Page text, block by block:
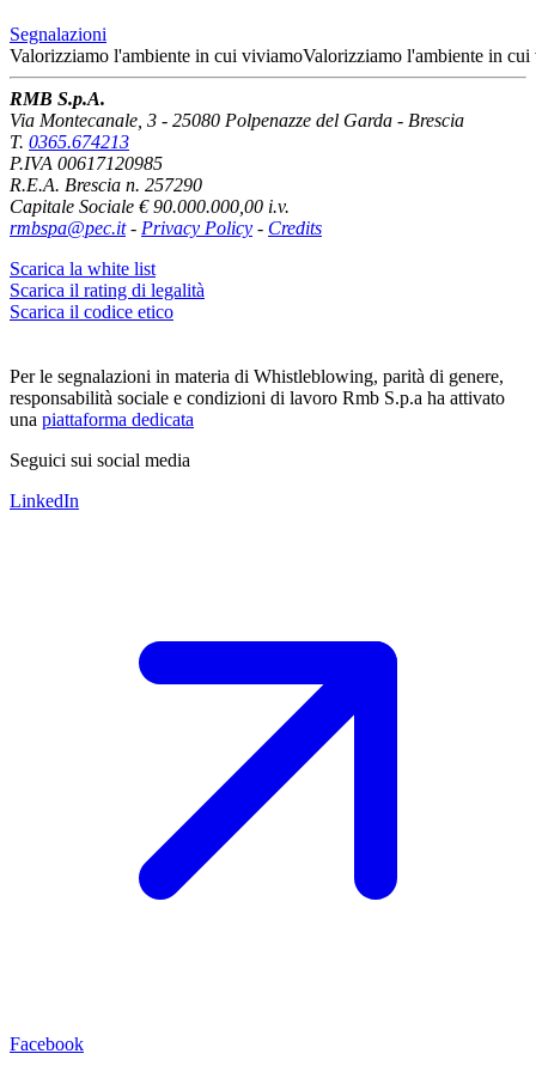
Segnalazioni
Valorizziamo l'ambiente in cui viviamoValorizziamo l'ambiente in cui
RMB S.p.A.
Via Montecanale, 3 - 25080 Polpenazze del Garda - Brescia
T. 0365.674213
P.IVA 00617120985
R.E.A. Brescia n. 257290
Capitale Sociale € 90.000.000,00 i.v.
rmbspa@pec.it- Privacy Policy - Credits
Scarica la white list
Scarica il rating di legalità
Scarica il codice etico
Per le segnalazioni in materia di Whistleblowing, parità di genere,
responsabilità sociale e condizioni di lavoro Rmb S.p.a ha attivato
una piattaforma dedicata
Seguici sui social media
LinkedIn
Facebook